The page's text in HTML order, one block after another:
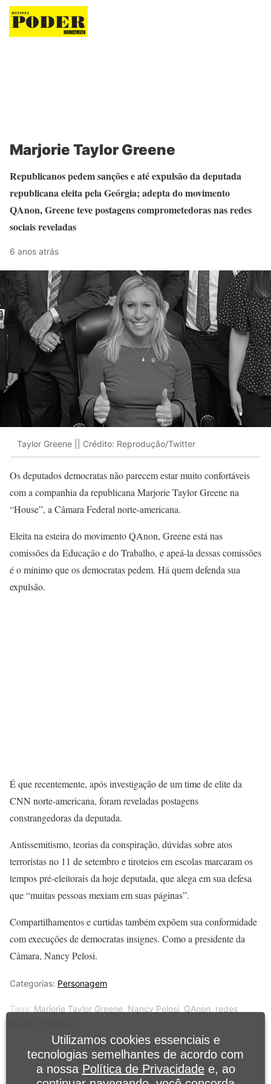
Revista Poder
Marjorie Taylor Greene
Republicanos pedem sanções e até expulsão da deputada
republicana eleita pela Geórgia; adepta do movimento
QAnon, Greene teve postagens comprometedoras nas redes
sociais reveladas
6 anos atrás
Taylor Greene || Crédito: Reprodução/Twitter
Os deputados democratas não parecem estar muito confortáveis
com a companhia da republicana Marjorie Taylor Greene na
“House”, a Câmara Federal norte-americana.
Eleita na esteira do movimento QAnon, Greene está nas
comissões da Educação e do Trabalho, e apeá-la dessas comissões
é o mínimo que os democratas pedem. Há quem defenda sua
expulsão.
É que recentemente, após investigação de um time de elite da
CNN norte-americana, foram reveladas postagens
constrangedoras da deputada.
Antissemitismo, teorias da conspiração, dúvidas sobre atos
terroristas no 11 de setembro e tiroteios em escolas marcaram os
tempos pré-eleitorais da hoje deputada, que alega em sua defesa
que “muitas pessoas mexiam em suas páginas”.
Compartilhamentos e curtidas também expõem sua conformidade
com execuções de democratas insignes. Como a presidente da
Câmara, Nancy Pelosi.
Categorias: Personagem
Tags: Marjorie Taylor Greene Nancy Pelosi QAnon redes
Utilizamos cookies essenciais e
tecnologias semelhantes de acordo com
a nossa Política de Privacidadee, ao